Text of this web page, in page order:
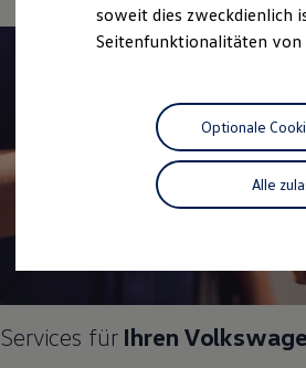
Driving Experience
Volkswagen entdecken
Lifestyle Shop
T-Roc Kollektion
Golf Kollektion
ID. Kollektion
Volkswagen Kollektion
R-Kollektion
Besitzer und Service
Software Updates
Services für Ihren
soweit dies zweckdienlich
Seitenfunktionalitäten
Alle
Optionale